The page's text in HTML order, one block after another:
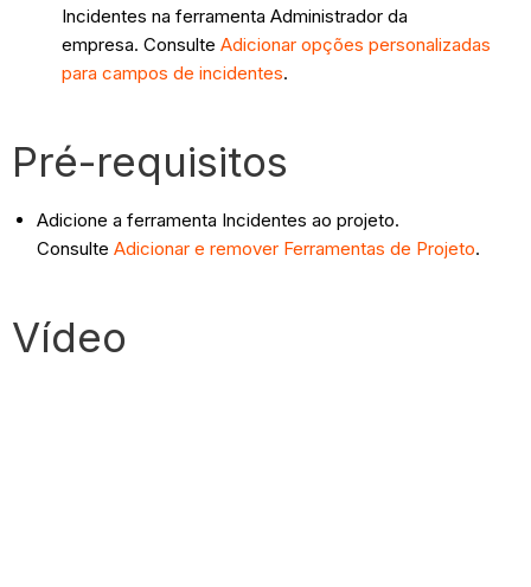
Incidentes na ferramenta Administrador da
empresa. ConsulteAdicionar opções personalizadas
para campos de incidentes.
Pré-requisitos
Adicione a ferramenta Incidentes ao projeto.
ConsulteAdicionar e remover Ferramentas de Projeto.
Vídeo